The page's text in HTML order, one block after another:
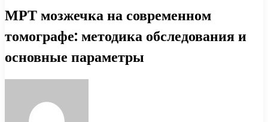
МРТ мозжечка на современном
томографе: методика обследования и
основные параметры